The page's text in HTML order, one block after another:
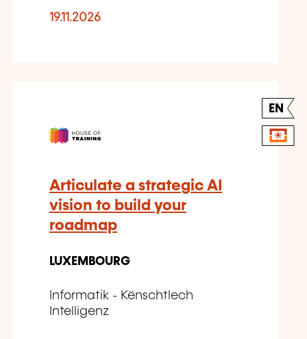
19.11.2026
EN
Articulate a strategic AI
vision to build your
roadmap
LUXEMBOURG
Informatik - Kënschtlech
Intelligenz